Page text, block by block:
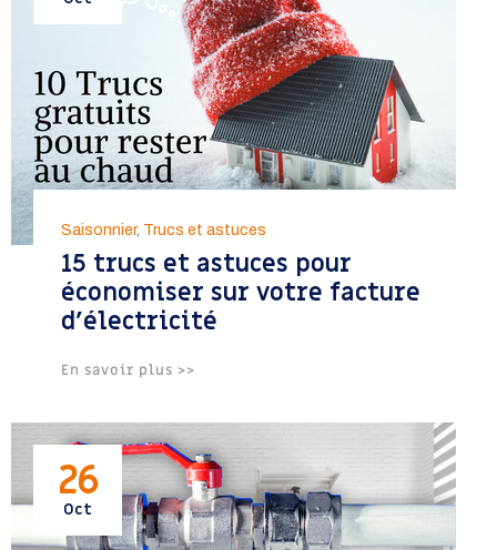
Saisonnier, Trucs et astuces
15 trucs et astuces pour
économiser sur votre facture
d’électricité
En savoir plus >>
26
Oct